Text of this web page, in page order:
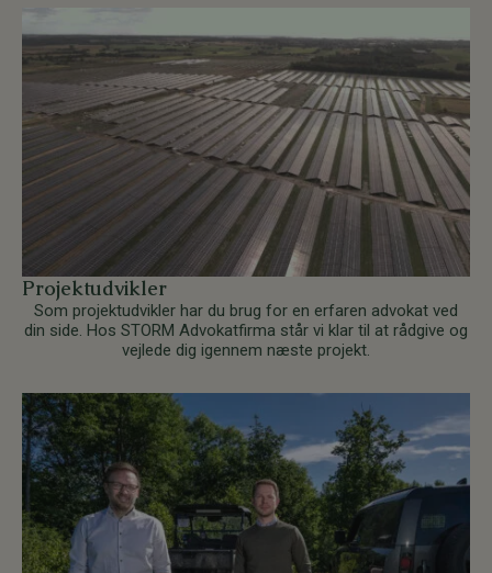
Projektudvikler
Som projektudvikler har du brug for en erfaren advokat ved
din side. Hos STORM Advokatfirma står vi klar til at rådgive og
vejlede dig igennem næste projekt.